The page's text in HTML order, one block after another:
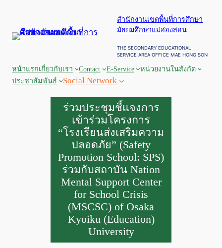
สำนักงานเขตพื้นที่การศึกษา
มัธยมศึกษาแม่ฮ่องสอน
THE SECONDARY EDUCATIONAL
SERVICE AREA OFFICE MAE HONG SON
หน้าแรกเกี่ยวกับเรา Contact E-Service
หน่วยงานในสังกัด
ประชาสัมพันธ์
Social Network
ร่วมประชุมชี้แจงการ
เข้าร่วมโครงการ
“โรงเรียนส่งเสริมความ
ปลอดภัย” (Safety
Promotion School: SPS)
ร่วมกับสถาบัน Nation
Mental Support Center
for School Crisis
(MSCSC) of Osaka
Kyoiku (Education)
University